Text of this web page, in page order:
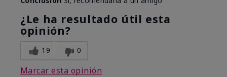
¿Le ha resultado útil esta
opinión?
19 0
Marcar esta opinión